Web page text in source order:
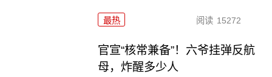
最热 阅读 15272
官宣“核常兼备”！六爷挂弹反航
母，炸醒多少人